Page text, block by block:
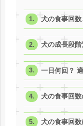
犬の食事回数
犬の成長段
一日何回？
犬の食事回
犬の食事回